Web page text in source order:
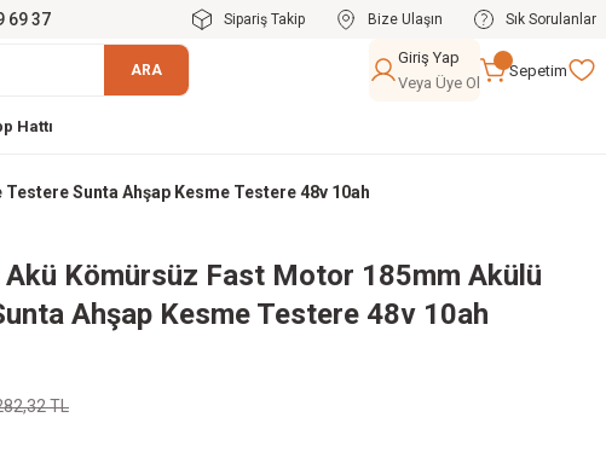
69 37 Sipariş Takip Bize Ulaşın Sık Sorulanlar
ARA
Giriş Yap
Veya Üye Ol
Sepetim
Hattı
Sunta Ahşap Kesme Testere 48v 10ah
Kömürsüz Fast Motor 185mm Akülü
Ahşap Kesme Testere 48v 10ah
TL